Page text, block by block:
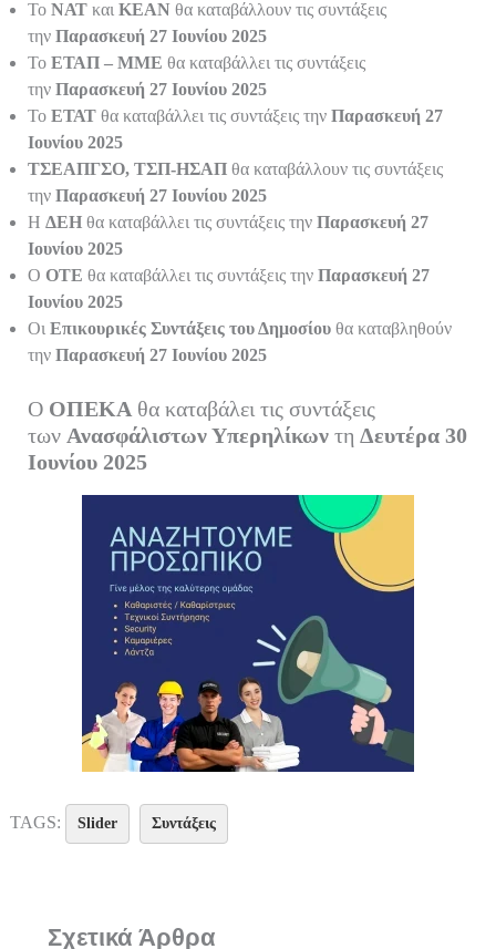
Το ΝΑΤκαι ΚΕΑΝθα καταβάλλουν τις συντάξεις
την Παρασκευή 27 Ιουνίου 2025
Το ΕΤΑΠ – ΜΜΕ θα καταβάλλει τις συντάξεις
την Παρασκευή 27 Ιουνίου 2025
Το ΕΤΑΤθα καταβάλλει τις συντάξεις την Παρασκευή 27
Ιουνίου 2025
ΤΣΕΑΠΓΣΟ, ΤΣΠ-ΗΣΑΠθα καταβάλλουν τις συντάξεις
την Παρασκευή 27 Ιουνίου 2025
Η ΔΕΗ θα καταβάλλει τις συντάξεις την Παρασκευή 27
Ιουνίου 2025
Ο ΟΤΕ θα καταβάλλει τις συντάξεις την Παρασκευή 27
Ιουνίου 2025
Οι Επικουρικές Συντάξεις του Δημοσίουθα καταβληθούν
την Παρασκευή 27 Ιουνίου 2025
Ο ΟΠΕΚΑ θα καταβάλει τις συντάξεις
των Ανασφάλιστων Υπερηλίκωντη Δευτέρα 30
Ιουνίου 2025
TAGS: Slider Συντάξεις
Σχετικά Άρθρα